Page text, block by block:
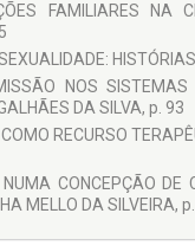
FAMILIARES NA
NOS SISTEMAS
DA SILVA, p. 93
RECURSO
CONCEPÇÃO DE
MELLO DA SILVEIRA,